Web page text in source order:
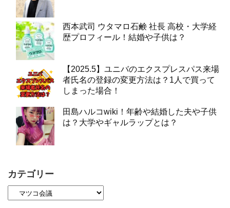
西本武司 ウタマロ石鹸 社長 高校・大学経
歴プロフィール！結婚や子供は？
【2025.5】ユニバのエクスプレスパス来場
者氏名の登録の変更方法は？1人で買って
しまった場合！
田島ハルコwiki！年齢や結婚した夫や子供
は？大学やギャルラップとは？
カテゴリー